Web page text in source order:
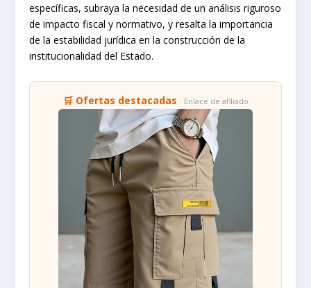
específicas, subraya la necesidad de un análisis riguroso
de impacto fiscal y normativo, y resalta la importancia
de la estabilidad jurídica en la construcción de la
institucionalidad del Estado.
🛒 Ofertas destacadas · Enlace de afiliado